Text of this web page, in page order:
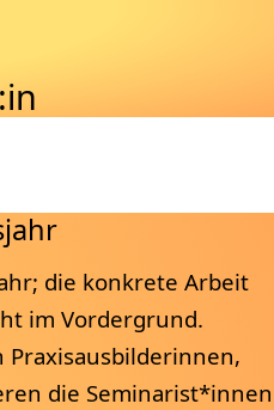
die konkrete Arbeit
im Vordergrund.
die Seminarist*innen